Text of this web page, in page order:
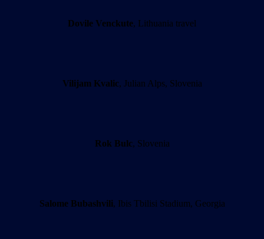
Dovile Venckute, Lithuania travel
Vilijam Kvalic, Julian Alps, Slovenia
Rok Bulc, Slovenia
Salome Bubashvili, Ibis Tbilisi Stadium, Georgia